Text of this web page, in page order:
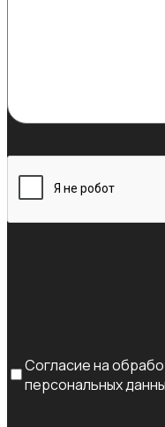
Согласие на
персональных